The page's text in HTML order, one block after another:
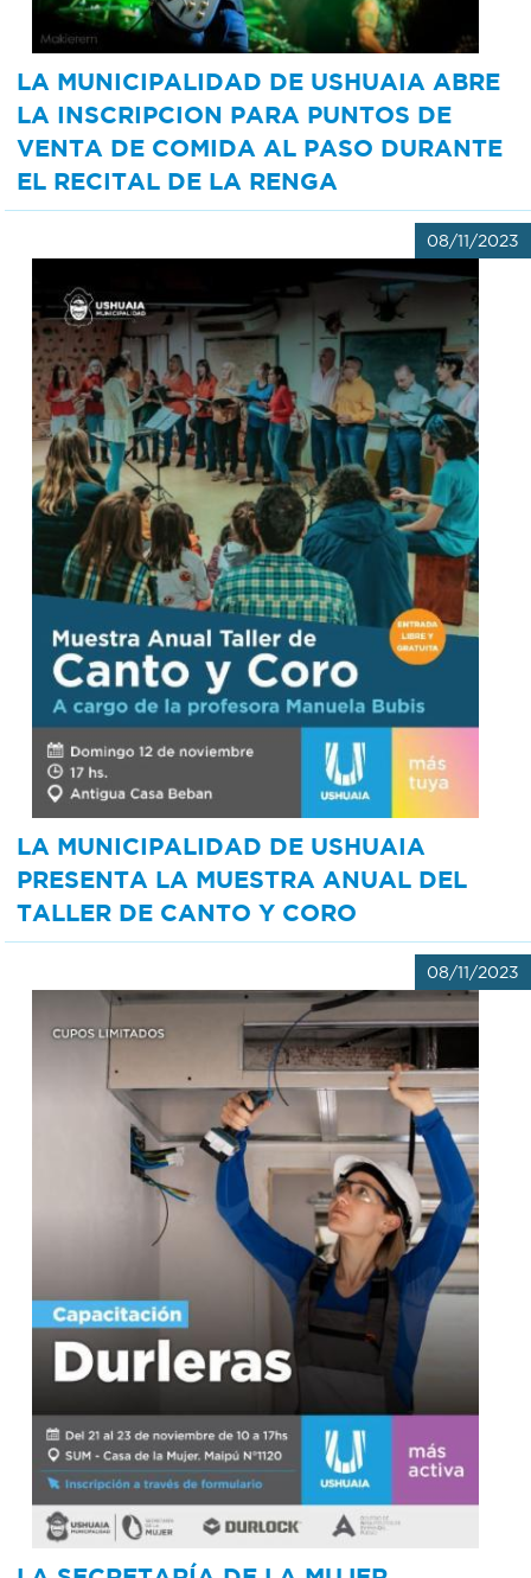
LA MUNICIPALIDAD DE USHUAIA ABRE
LA INSCRIPCION PARA PUNTOS DE
VENTA DE COMIDA AL PASO DURANTE
EL RECITAL DE LA RENGA
08/11/2023
LA MUNICIPALIDAD DE USHUAIA
PRESENTA LA MUESTRA ANUAL DEL
TALLER DE CANTO Y CORO
08/11/2023